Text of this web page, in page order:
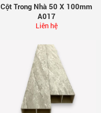
Cột Trong Nhà 50 X 100mm
A017
Liên hệ